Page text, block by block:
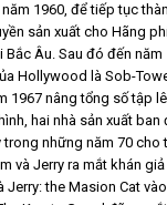
1960, để tiếp tục
sản xuất cho Hãng
Âu. Sau đó đến năm
Hollywood là Sob-
1967 nâng tổng số tập
hai nhà sản xuất ban
trong những năm 70 cho
và Jerry ra mắt khán giả
Jerry: the Masion Cat